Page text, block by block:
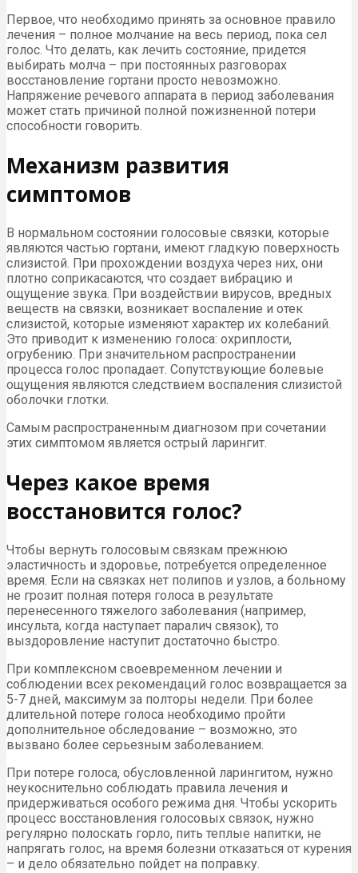
Первое, что необходимо принять за основное правило
лечения – полное молчание на весь период, пока сел
голос. Что делать, как лечить состояние, придется
выбирать молча – при постоянных разговорах
восстановление гортани просто невозможно.
Напряжение речевого аппарата в период заболевания
может стать причиной полной пожизненной потери
способности говорить.
Механизм развития
симптомов
В нормальном состоянии голосовые связки, которые
являются частью гортани, имеют гладкую поверхность
слизистой. При прохождении воздуха через них, они
плотно соприкасаются, что создает вибрацию и
ощущение звука. При воздействии вирусов, вредных
веществ на связки, возникает воспаление и отек
слизистой, которые изменяют характер их колебаний.
Это приводит к изменению голоса: охриплости,
огрубению. При значительном распространении
процесса голос пропадает. Сопутствующие болевые
ощущения являются следствием воспаления слизистой
оболочки глотки.
Самым распространенным диагнозом при сочетании
этих симптомом является острый ларингит.
Через какое время
восстановится голос?
Чтобы вернуть голосовым связкам прежнюю
эластичность и здоровье, потребуется определенное
время. Если на связках нет полипов и узлов, а больному
не грозит полная потеря голоса в результате
перенесенного тяжелого заболевания (например,
инсульта, когда наступает паралич связок), то
выздоровление наступит достаточно быстро.
При комплексном своевременном лечении и
соблюдении всех рекомендаций голос возвращается за
5-7 дней, максимум за полторы недели. При более
длительной потере голоса необходимо пройти
дополнительное обследование – возможно, это
вызвано более серьезным заболеванием.
При потере голоса, обусловленной ларингитом, нужно
неукоснительно соблюдать правила лечения и
придерживаться особого режима дня. Чтобы ускорить
процесс восстановления голосовых связок, нужно
регулярно полоскать горло, пить теплые напитки, не
напрягать голос, на время болезни отказаться от курения
– и дело обязательно пойдет на поправку.